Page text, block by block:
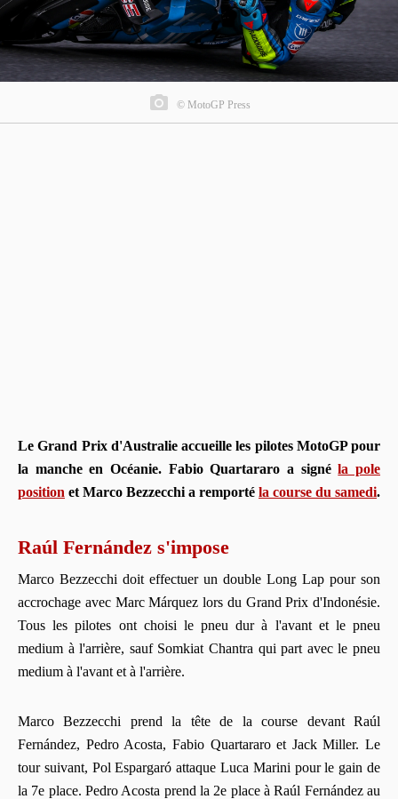
© MotoGP Press
Le Grand Prix d'Australie accueille les pilotes MotoGP pour
la manche en Océanie. Fabio Quartararo a signéla pole
position et Marco Bezzecchi a remporté la course du samedi.
Raúl Fernández s'impose
Marco Bezzecchi doit effectuer un double Long Lap pour son
accrochage avec Marc Márquez lors du Grand Prix d'Indonésie.
Tous les pilotes ont choisi le pneu dur à l'avant et le pneu
medium à l'arrière, sauf Somkiat Chantra qui part avec le pneu
medium à l'avant et à l'arrière.
Marco Bezzecchi prend la tête de la course devant Raúl
Fernández, Pedro Acosta, Fabio Quartararo et Jack Miller. Le
tour suivant, Pol Espargaró attaque Luca Marini pour le gain de
la 7e place. Pedro Acosta prend la 2e place à Raúl Fernández au